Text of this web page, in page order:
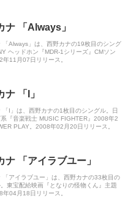
ナ 「Always」
「Always」は、西野カナの19枚目のシング
ヘッドホン『MDR-1シリーズ』CMソン
年11月07日リリース。
ナ 「I」
「I」は、西野カナの1枚目のシングル。日
『音楽戦士 MUSIC FIGHTER』2008年2
PLAY。2008年02月20日リリース。
ナ 「アイラブユー」
「アイラブユー」は、西野カナの33枚目の
東宝配給映画『となりの怪物くん』主題
年04月18日リリース。